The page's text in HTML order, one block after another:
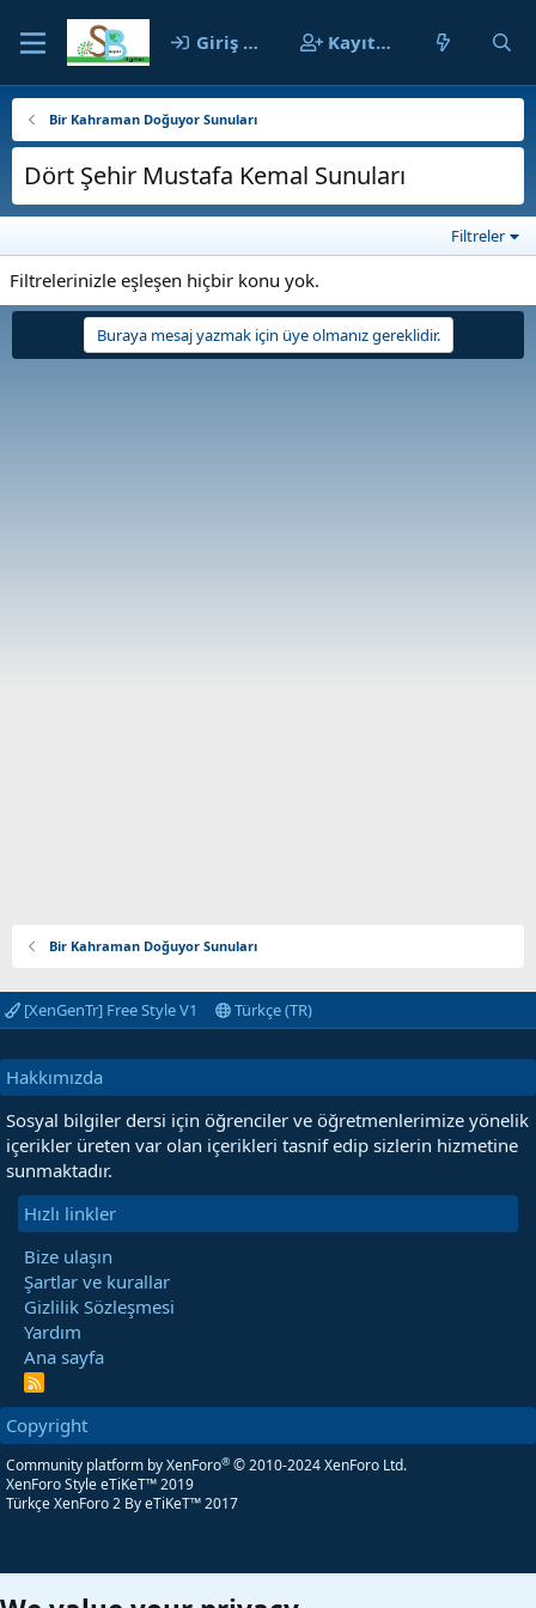
Giriş yap Kayıt ol
Bir Kahraman Doğuyor Sunuları
Dört Şehir Mustafa Kemal Sunuları
Filtreler
Filtrelerinizle eşleşen hiçbir konu yok.
Buraya mesaj yazmak için üye olmanız gereklidir.
Bir Kahraman Doğuyor Sunuları
[XenGenTr] Free Style V1 Türkçe (TR)
Hakkımızda
Sosyal bilgiler dersi için öğrenciler ve öğretmenlerimize yönelik
içerikler üreten var olan içerikleri tasnif edip sizlerin hizmetine
sunmaktadır.
Hızlı linkler
Bize ulaşın
Şartlar ve kurallar
Gizlilik Sözleşmesi
Yardım
Ana sayfa
R
S
Copyright
Community platform by XenForo® © 2010-2024 XenForo Ltd.
XenForo Style eTiKeT™ 2019
Türkçe XenForo 2 By eTiKeT™ 2017